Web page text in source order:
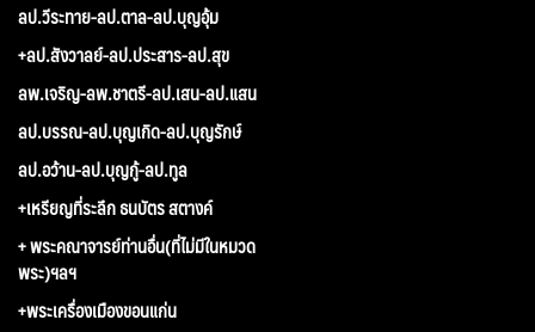
ลป.วีระทาย-ลป.ตาล-ลป.บุญอุ้ม
+ลป.สังวาลย์-ลป.ประสาร-ลป.สุข
ลพ.เจริญ-ลพ.ชาตรี-ลป.เสน-ลป.แสน
ลป.บรรณ-ลป.บุญเกิด-ลป.บุญรักษ์
ลป.อว้าน-ลป.บุญกู้-ลป.ทูล
+เหรียญที่ระลึก ธนบัตร สตางค์
+ พระคณาจารย์ท่านอื่น(ที่ไม่มีในหมวด
พระ)ฯลฯ
+พระเครื่องเมืองขอนแก่น